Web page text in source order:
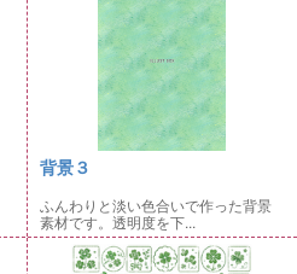
背景３
ふんわりと淡い色合いで作った背景
素材です。透明度を下...